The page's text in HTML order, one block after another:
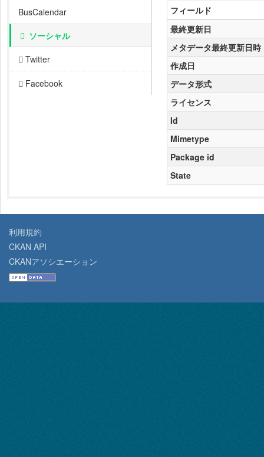
BusCalendar
ソーシャル
Twitter
Facebook
フィールド
最終更新日
メタデータ最終更新日時
作成日
データ形式
ライセンス
Id
Mimetype
Package id
State
利用規約
CKAN API
CKANアソシエーション